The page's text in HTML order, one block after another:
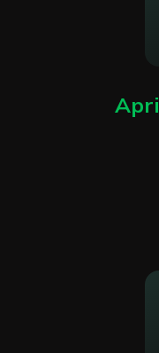
Apri